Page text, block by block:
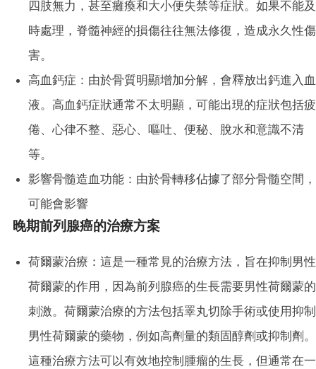
四肢無力，甚至癱瘓和大小便失禁等症狀。如果不能及
時處理，脊髓神經的損傷往往無法修復，造成永久性傷
害。
高血鈣症：由於骨質明顯增加分解，會釋放出鈣進入血
液。高血鈣症狀通常不太明顯，可能出現的症狀包括疲
倦、心律不整、惡心、嘔吐、便秘、脫水和意識不清
等。
影響骨髓造血功能：由於骨轉移佔據了部分骨髓空間，
可能會影響
晚期前列腺癌的治療方案
荷爾蒙治療：這是一種常見的治療方法，旨在抑制男性
荷爾蒙的作用，因為前列腺癌的生長需要男性荷爾蒙的
刺激。荷爾蒙治療的方法包括睪丸切除手術或使用抑制
男性荷爾蒙的藥物，例如高劑量的類固醇劑或抑制劑。
這種治療方法可以有效地控制腫瘤的生長，但通常在一